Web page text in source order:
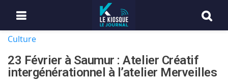
Culture
23 Février à Saumur : Atelier Créatif
intergénérationnel à l’atelier Merveilles